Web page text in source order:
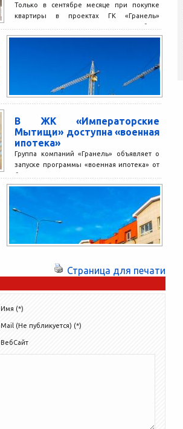
Только в сентябре месяце при покупке
квартиры в проектах ГК «Гранель»
клиенты могут получить в подарок мебель
известной сети гипермаркетов...
В ЖК «Императорские
Мытищи» доступна «военная
ипотека»
Группа компаний «Гранель» объявляет о
запуске программы «военная ипотека» от
банка Зенит в ЖК «Императорские
Мытищи». Группа компаний «Гранель»
Страница для печати
Имя (*)
Mail (Не публикуется) (*)
ВебСайт